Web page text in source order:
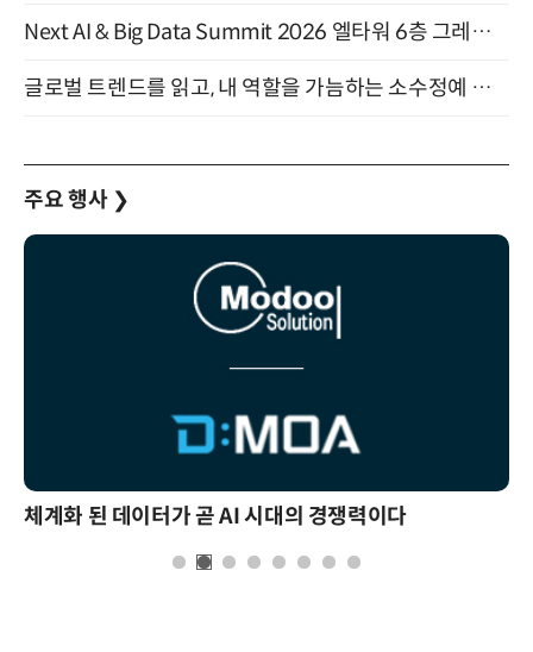
Next AI & Big Data Summit 2026 엘타워 6층 그레이스홀 개최 (9/18)
글로벌 트렌드를 읽고, 내 역할을 가늠하는 소수정예 실습 워크숍 (8/28)
주요 행사 ❯
체계화 된 데이터가 곧 AI 시대의 경쟁력이다